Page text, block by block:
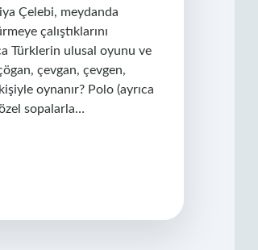
Çelebi, meydanda
çalıştıklarını
Türklerin ulusal oyunu ve
çevgan, çevgen,
oynanır? Polo (ayrıca
sopalarla…